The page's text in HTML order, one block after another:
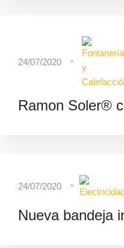
24/07/2020
Ramon Soler®
24/07/2020
Nueva bandeja